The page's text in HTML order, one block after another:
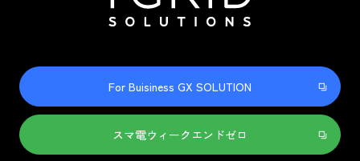
For Buisiness GX SOLUTION
スマ電ウィークエンドゼロ